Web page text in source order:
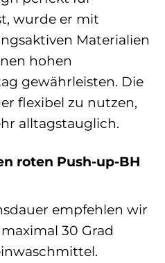
wurde er mit
Materialien
hohen
gewährleisten. Die
flexibel zu nutzen,
alltagstauglich.
roten Push-up-BH
empfehlen wir
30 Grad